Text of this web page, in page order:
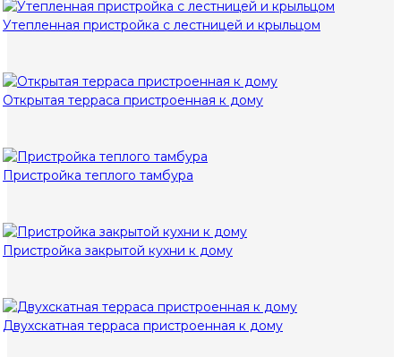
Утепленная пристройка с лестницей и крыльцом
Открытая терраса пристроенная к дому
Пристройка теплого тамбура
Пристройка закрытой кухни к дому
Двухскатная терраса пристроенная к дому